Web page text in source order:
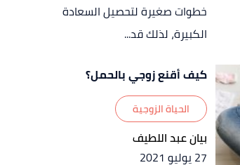
خطوات صغيرة لتحصيل السعادة
الكبيرة، لذلك قد...
كيف أقنع زوجي بالحمل؟
الحياة الزوجية
بيان عبد اللطيف
27 يوليو 2021